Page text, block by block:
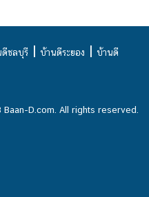
ดีชลบุรี บ้านดีระยอง บ้านดี
D.com. All rights reserved.